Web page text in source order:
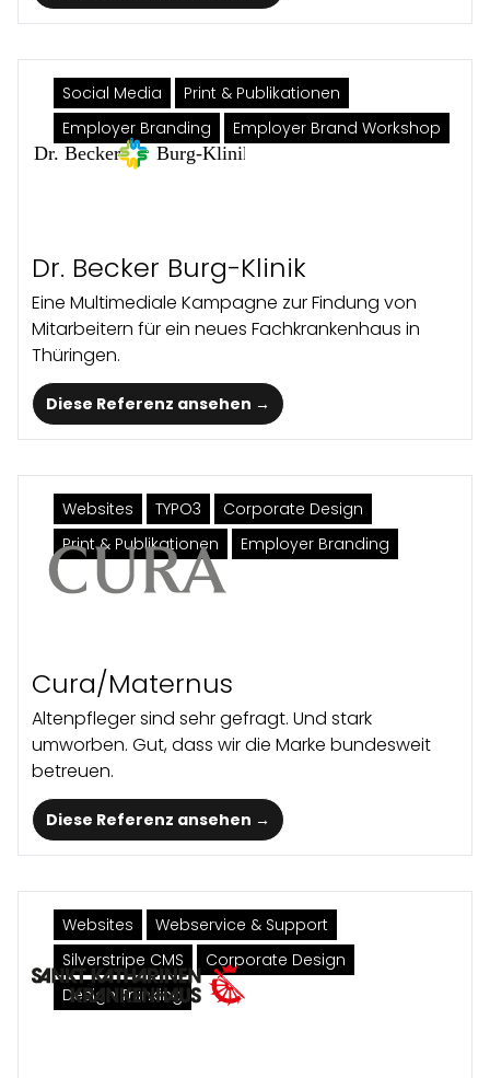
Social Media
Print & Publikationen
Employer Branding
Employer Brand Workshop
Dr. Becker Burg-Klinik
Eine Multimediale Kampagne zur Findung von
Mitarbeitern für ein neues Fachkrankenhaus in
Thüringen.
Diese Referenz ansehen →
Websites TYPO3
Corporate Design
Print & Publikationen
Employer Branding
Cura/Maternus
Altenpfleger sind sehr gefragt. Und stark
umworben. Gut, dass wir die Marke bundesweit
betreuen.
Diese Referenz ansehen →
Websites
Webservice & Support
Silverstripe CMS
Corporate Design
Design Thinking